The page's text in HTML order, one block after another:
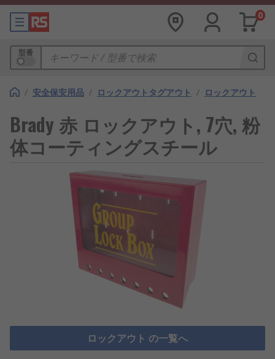
0
型番
/ 安全保安用品 / ロックアウトタグアウト / ロックアウト
Brady 赤 ロックアウト, 7穴, 粉
体コーティングスチール
ロックアウト の一覧へ